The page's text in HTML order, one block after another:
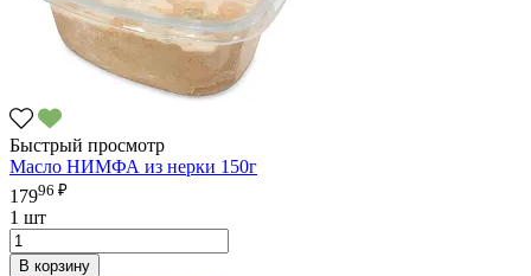
Быстрый просмотр
Масло НИМФА из нерки 150г
17996 ₽
1 шт
В корзину